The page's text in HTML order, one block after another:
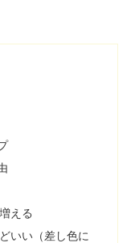
える
いい（差し色に